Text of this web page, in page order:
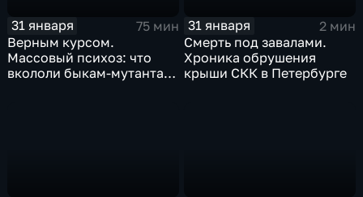
31 января
75 мин
Верным курсом.
Массовый психоз: что
вкололи быкам-мутантам,
31 января
2 мин
Смерть под завалами.
Хроника обрушения
крыши СКК в Петербурге